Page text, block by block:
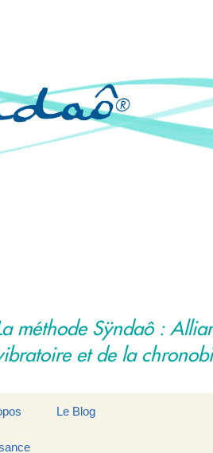
méthode Sÿndaô :
et de la
par
Le Blog